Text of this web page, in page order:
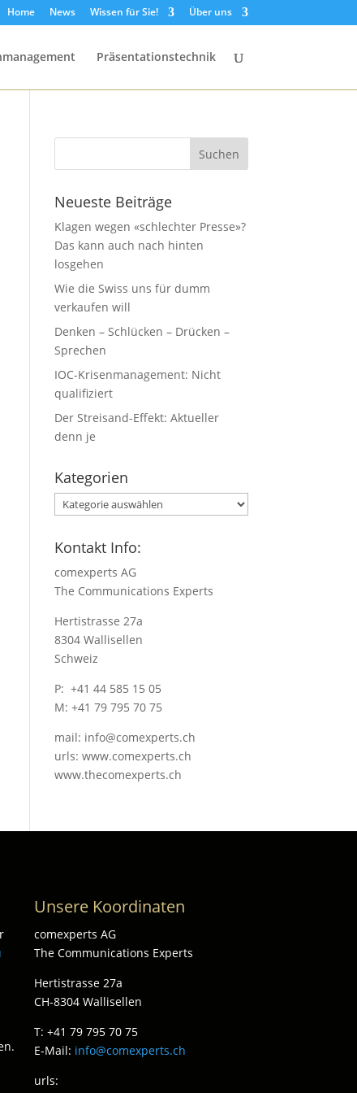
Home News Wissen für Sie! Über uns
Präsentationstechnik
Neueste Beiträge
Klagen wegen «schlechter Presse»?
Das kann auch nach hinten
losgehen
Wie die Swiss uns für dumm
verkaufen will
Denken – Schlücken – Drücken –
Sprechen
IOC-Krisenmanagement: Nicht
qualifiziert
Der Streisand-Effekt: Aktueller
denn je
Kategorien
Kategorien
Kontakt Info:
comexperts AG
The Communications Experts
Hertistrasse 27a
8304 Wallisellen
Schweiz
P: +41 44 585 15 05
M: +41 79 795 70 75
mail: info@comexperts.ch
urls: www.comexperts.ch
www.thecomexperts.ch
Unsere Koordinaten
comexperts AG
The Communications Experts
Hertistrasse 27a
CH-8304 Wallisellen
T: +41 79 795 70 75
E-Mail: info@comexperts.ch
urls: